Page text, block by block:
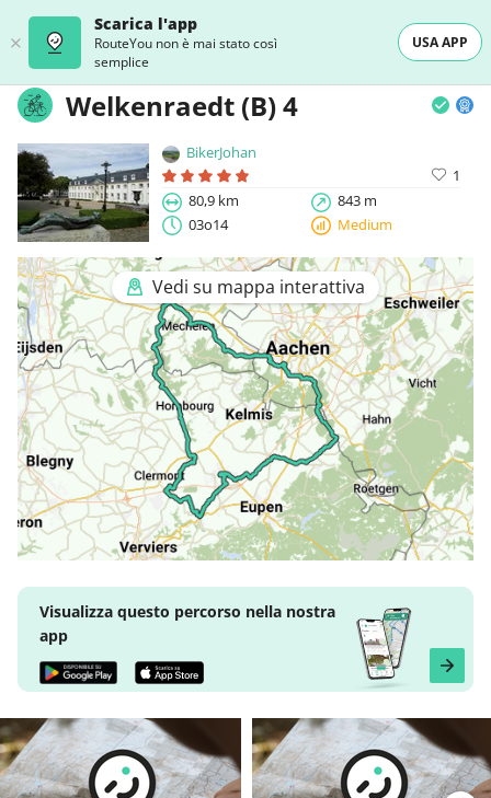
Scarica l'app
RouteYou non è mai stato così
semplice
USA APP
Welkenraedt (B) 4
BikerJohan
1
80,9 km
843 m
03o14
Medium
Vedi su mappa interattiva
Visualizza questo percorso nella nostra
app